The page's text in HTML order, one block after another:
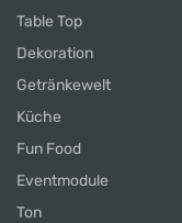
Table Top
Dekoration
Getränkewelt
Küche
Fun Food
Eventmodule
Ton